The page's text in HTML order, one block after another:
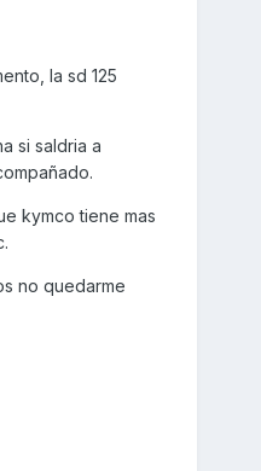
la sd 125
si saldria a
kymco tiene mas
no quedarme